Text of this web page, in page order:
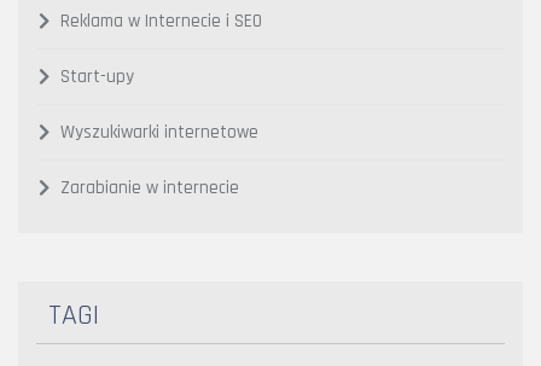
Reklama w Internecie i SEO
Start-upy
Wyszukiwarki internetowe
Zarabianie w internecie
TAGI